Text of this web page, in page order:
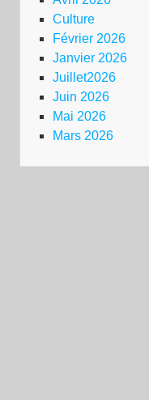
Culture
Février 2026
Janvier 2026
Juillet2026
Juin 2026
Mai 2026
Mars 2026